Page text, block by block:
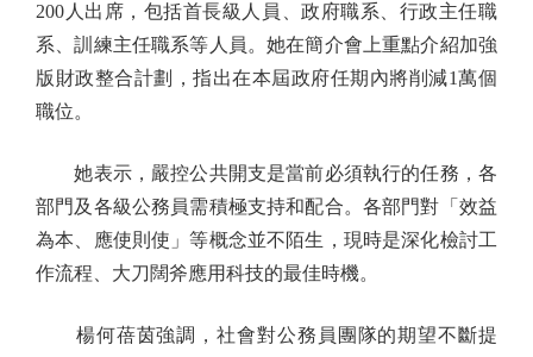
200人出席，包括首長級人員、政府職系、行政主任職
系、訓練主任職系等人員。她在簡介會上重點介紹加強
版財政整合計劃，指出在本屆政府任期內將削減1萬個
職位。
她表示，嚴控公共開支是當前必須執行的任務，各
部門及各級公務員需積極支持和配合。各部門對「效益
為本、應使則使」等概念並不陌生，現時是深化檢討工
作流程、大刀闊斧應用科技的最佳時機。
楊何蓓茵強調，社會對公務員團隊的期望不斷提